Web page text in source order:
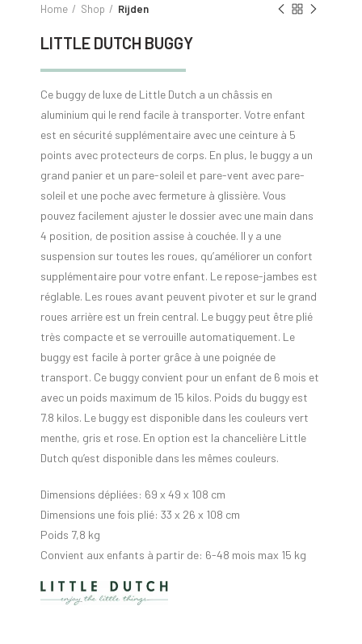
Home Shop Rijden
LITTLE DUTCH BUGGY
Ce buggy de luxe de Little Dutch a un châssis en
aluminium qui le rend facile à transporter. Votre enfant
est en sécurité supplémentaire avec une ceinture à 5
points avec protecteurs de corps. En plus, le buggy a un
grand panier et un pare-soleil et pare-vent avec pare-
soleil et une poche avec fermeture à glissière. Vous
pouvez facilement ajuster le dossier avec une main dans
4 position, de position assise à couchée. Il y a une
suspension sur toutes les roues, qu’améliorer un confort
supplémentaire pour votre enfant. Le repose-jambes est
réglable. Les roues avant peuvent pivoter et sur le grand
roues arrière est un frein central. Le buggy peut être plié
très compacte et se verrouille automatiquement. Le
buggy est facile à porter grâce à une poignée de
transport. Ce buggy convient pour un enfant de 6 mois et
avec un poids maximum de 15 kilos. Poids du buggy est
7.8 kilos. Le buggy est disponible dans les couleurs vert
menthe, gris et rose. En option est la chancelière Little
Dutch qu’est disponible dans les mêmes couleurs.
Dimensions dépliées: 69 x 49 x 108 cm
Dimensions une fois plié: 33 x 26 x 108 cm
Poids 7,8 kg
Convient aux enfants à partir de: 6-48 mois max 15 kg